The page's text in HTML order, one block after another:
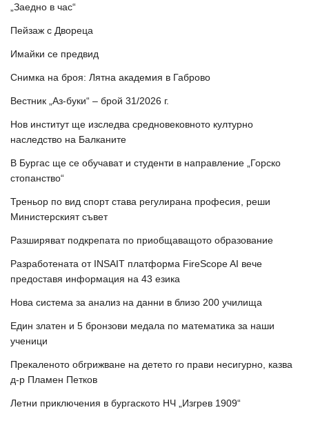
„Заедно в час“
Пейзаж с Двореца
Имайки се предвид
Снимка на броя: Лятна академия в Габрово
Вестник „Аз-буки“ – брой 31/2026 г.
Нов институт ще изследва средновековното културно
наследство на Балканите
В Бургас ще се обучават и студенти в направление „Горско
стопанство“
Треньор по вид спорт става регулирана професия, реши
Министерският съвет
Разширяват подкрепата по приобщаващото образование
Разработената от INSAIT платформа FireScope AI вече
предоставя информация на 43 езика
Нова система за анализ на данни в близо 200 училища
Един златен и 5 бронзови медала по математика за наши
ученици
Прекаленото обгрижване на детето го прави несигурно, казва
д-р Пламен Петков
Летни приключения в бургаското НЧ „Изгрев 1909“